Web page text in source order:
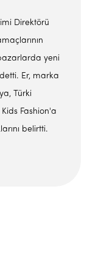
Direktörü
yeni
Er, marka
Türki
Fashion'a
belirtti.